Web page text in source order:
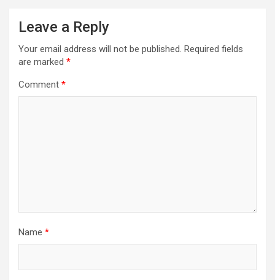
Leave a Reply
Your email address will not be published. Required fields
are marked *
Comment *
Name *